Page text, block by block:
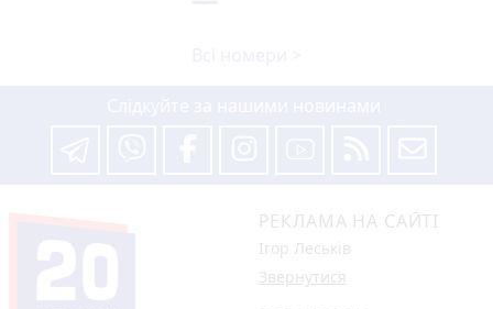
РЕКЛАМА НА САЙТІ
Ігор Леськів
Звернутися